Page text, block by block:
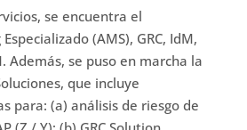
se encuentra el
(AMS), GRC, IdM,
Además, se puso en marcha la
que incluye
para: (a) análisis de riesgo de